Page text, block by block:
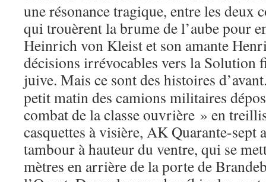
une résonance tragique, entre les deux
qui trouèrent la brume de l’aube pour
Heinrich von Kleist et son amante
décisions irrévocables vers la Solution
juive. Mais ce sont des histoires
petit matin des camions militaires
combat de la classe ouvrière » en
casquettes à visière, AK Quarante-sept
tambour à hauteur du ventre, qui se
mètres en arrière de la porte de